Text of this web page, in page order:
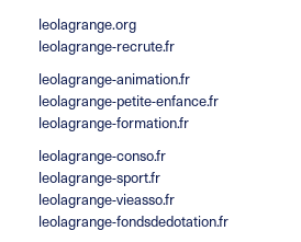
leolagrange.org
leolagrange-recrute.fr
leolagrange-animation.fr
leolagrange-petite-enfance.fr
leolagrange-formation.fr
leolagrange-conso.fr
leolagrange-sport.fr
leolagrange-vieasso.fr
leolagrange-fondsdedotation.fr